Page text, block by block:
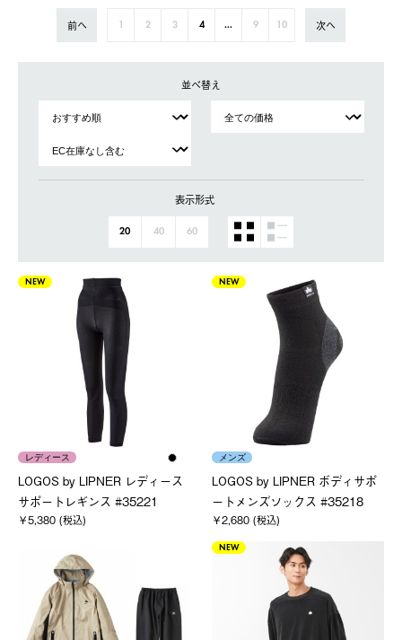
前へ 2 3 4 ... 9 10 次へ
並べ替え
表示形式
20 40 60
NEW
レディース
LOGOS by LIPNER レディース
サポートレギンス #35221
￥5,380 (税込)
NEW
メンズ
LOGOS by LIPNER ボディサポ
ートメンズソックス #35218
￥2,680 (税込)
NEW